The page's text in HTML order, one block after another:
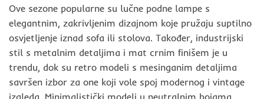
Ove sezone popularne su lučne podne lampe s
elegantnim, zakrivljenim dizajnom koje pružaju suptilno
osvjetljenje iznad sofa ili stolova. Također, industrijski
stil s metalnim detaljima i mat crnim finišem je u
trendu, dok su retro modeli s mesinganim detaljima
savršen izbor za one koji vole spoj modernog i vintage
izgleda. Minimalistički modeli u neutralnim bojama